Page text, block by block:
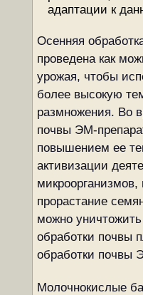
адаптации к
Осенняя
проведена как
урожая, чтобы
более высокую
размножения. Во
почвы ЭМ-
повышением ее
активизации
микроорганизмов,
прорастание
можно
обработки почвы
обработки почвы
Молочнокислые